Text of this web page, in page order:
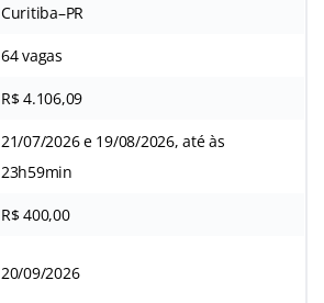
Curitiba–PR
64 vagas
R$ 4.106,09
21/07/2026 e 19/08/2026, até às
23h59min
R$ 400,00
20/09/2026